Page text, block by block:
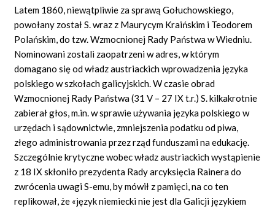
Latem 1860, niewątpliwie za sprawą Gołuchowskiego,
powołany został S. wraz z Maurycym Kraińskim i Teodorem
Polańskim, do tzw. Wzmocnionej Rady Państwa w Wiedniu.
Nominowani zostali zaopatrzeni w adres, w którym
domagano się od władz austriackich wprowadzenia języka
polskiego w szkołach galicyjskich. W czasie obrad
Wzmocnionej Rady Państwa (31 V – 27 IX t.r.) S. kilkakrotnie
zabierał głos, m.in. w sprawie używania języka polskiego w
urzędach i sądownictwie, zmniejszenia podatku od piwa,
złego administrowania przez rząd funduszami na edukację.
Szczególnie krytyczne wobec władz austriackich wystąpienie
z 18 IX skłoniło prezydenta Rady arcyksięcia Rainera do
zwrócenia uwagi S-emu, by mówił z pamięci, na co ten
replikował, że «język niemiecki nie jest dla Galicji językiem